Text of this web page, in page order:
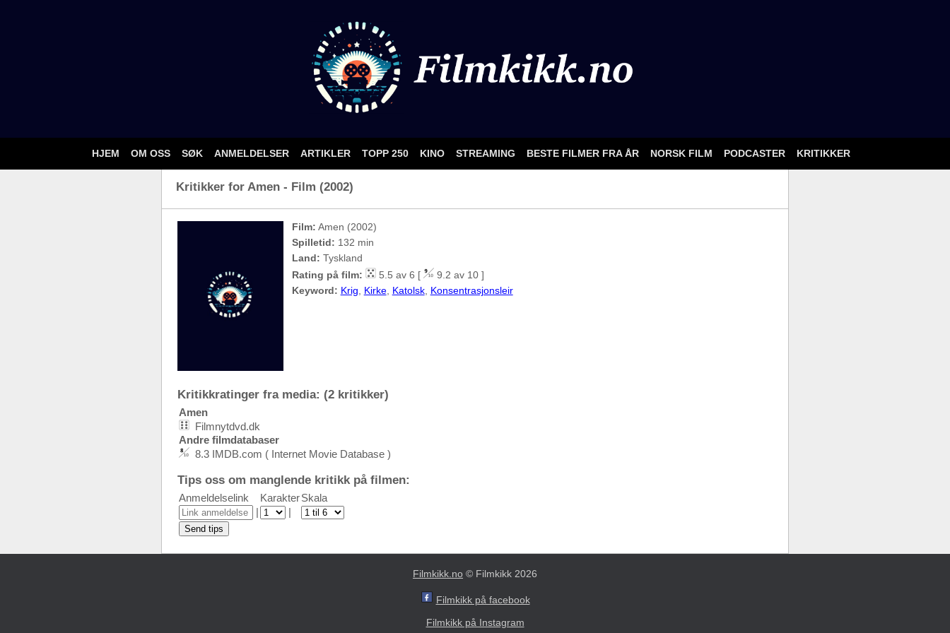
HJEM OM OSS SØK ANMELDELSER ARTIKLER TOPP 250 KINO STREAMING BESTE FILMER FRA ÅR NORSK FILM PODCASTER KRITIKKER
Kritikker for Amen - Film (2002)
Film: Amen (2002)
Spilletid: 132 min
Land: Tyskland
Rating på film:
5.5 av 6 [
9.2 av 10 ]
Keyword: Krig Kirke, Katolsk, Konsentrasjonsleir
Kritikkratinger fra media: (2 kritikker)
Amen
Filmnytdvd.dk
Andre filmdatabaser
8.3 IMDB.com ( Internet Movie Database )
Tips oss om manglende kritikk på filmen:
Anmeldelselink KarakterSkala
|
|
Filmkikk.no © Filmkikk 2026
Filmkikk på facebook
Filmkikk på Instagram